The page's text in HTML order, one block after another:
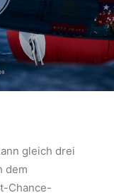
gleich drei
dem
Chance-